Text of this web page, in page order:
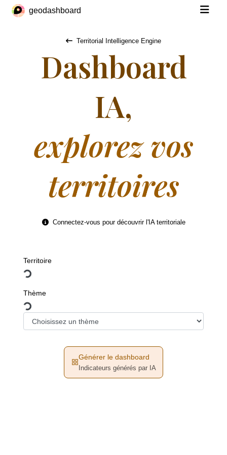
geodashboard
Territorial Intelligence Engine
Dashboard
IA,
explorez vos
territoires
Connectez-vous pour découvrir l'IA territoriale
Territoire
Thème
Générer le dashboard
Indicateurs générés par IA